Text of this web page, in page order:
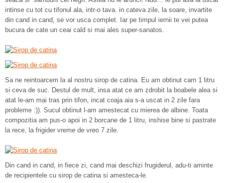
intinse cu tot cu tifonul ala, intr-o tava. in cateva zile, la soare, invartite
din cand in cand, se vor usca complet. Iar pe timpul iernii te vei putea
bucura de cate un ceai cald si mai ales super-sanatos.
Sa ne reintoarcem la al nostru sirop de catina. Eu am obtinut cam 1 litru
si ceva de suc. Destul de mult, insa atat ce am zdrobit la boabele alea si
atat le-am mai tras prin tifon, incat coaja aia s-a uscat in 2 zile fara
probleme :)). Sucul obtinut l-am amestecat cu mierea de albine. Toata
compozitia am pus-o apoi in 2 borcane de 1 litru, inshise bine si pastrate
la rece, la frigider vreme de vreo 7 zile.
Din cand in cand, in fiece zi, cand mai deschizi frugiderul, adu-ti aminte
de recipientele cu sirop de catina si amesteca-le.